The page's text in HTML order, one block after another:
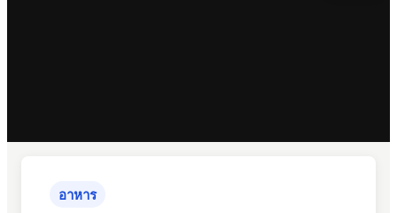
อาหาร